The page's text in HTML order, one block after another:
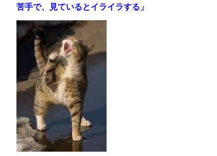
苦手で、見ているとイライラする」